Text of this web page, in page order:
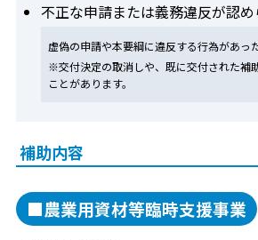
不正な申請または義務違反が認
虚偽の申請や本要綱に違反する行為があっ
※交付決定の取消しや、既に交付された補
ことがあります。
補助内容
■農業用資材等臨時支援事業